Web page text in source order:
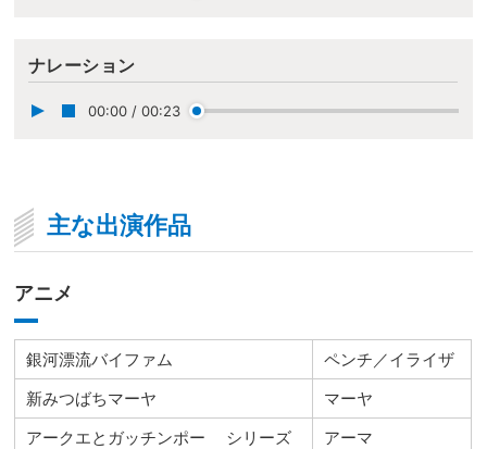
ナレーション
00:00 / 00:23
主な出演作品
アニメ
銀河漂流バイファム
ペンチ／イライザ
新みつばちマーヤ
マーヤ
アークエとガッチンポー シリーズ
アーマ